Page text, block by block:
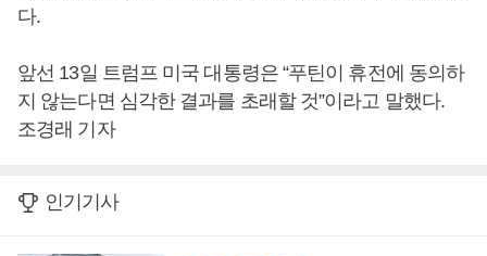
다.
앞선 13일 트럼프 미국 대통령은 “푸틴이 휴전에 동의하
지 않는다면 심각한 결과를 초래할 것”이라고 말했다.
조경래 기자
인기기사